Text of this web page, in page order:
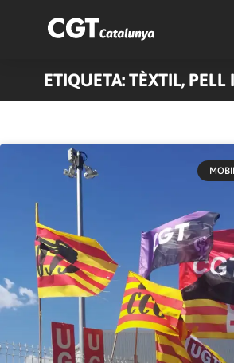
ETIQUETA: TÈXTIL, PELL